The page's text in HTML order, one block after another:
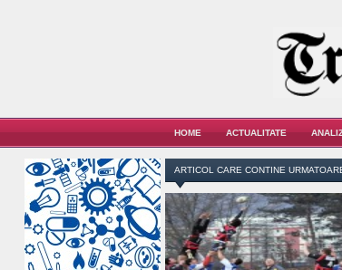
HOME ACTUALITATE
ARTICOL CARE CONTINE